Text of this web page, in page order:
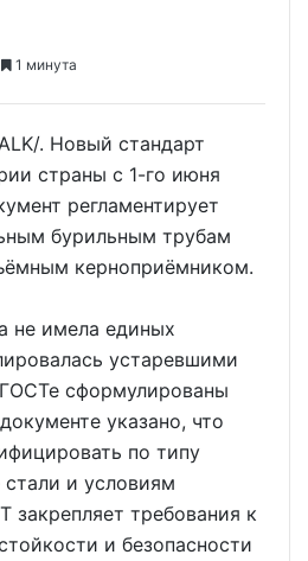
1 минута
. Новый стандарт
страны с 1-го июня
регламентирует
бурильным трубам
керноприёмником.
не имела единых
устаревшими
сформулированы
указано, что
по типу
и условиям
закрепляет требования к
и безопасности